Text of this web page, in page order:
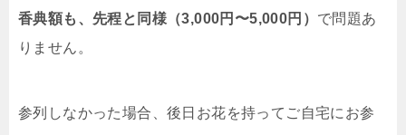
香典額も、先程と同様（3,000円〜5,000円） で問題あ
りません。
参列しなかった場合、後日お花を持ってご自宅にお参